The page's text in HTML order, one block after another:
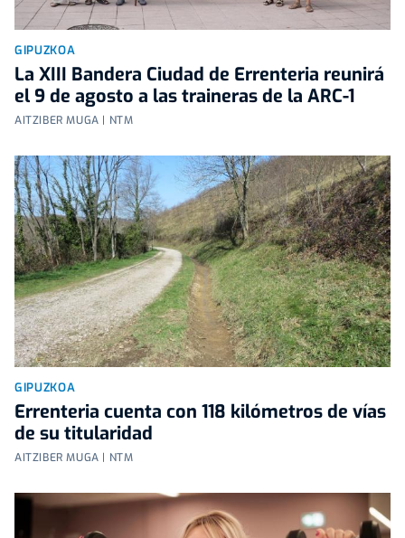
GIPUZKOA
La XIII Bandera Ciudad de Errenteria reunirá
el 9 de agosto a las traineras de la ARC-1
AITZIBER MUGA | NTM
GIPUZKOA
Errenteria cuenta con 118 kilómetros de vías
de su titularidad
AITZIBER MUGA | NTM